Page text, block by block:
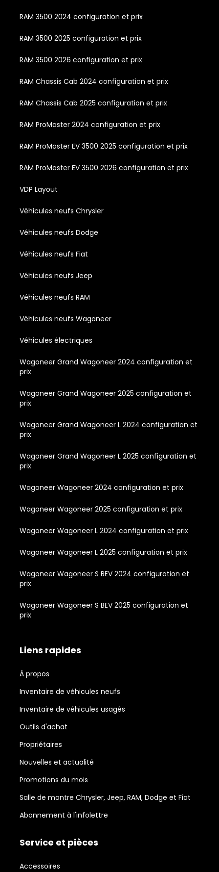
RAM 3500 2024 configuration et prix
RAM 3500 2025 configuration et prix
RAM 3500 2026 configuration et prix
RAM Chassis Cab 2024 configuration et prix
RAM Chassis Cab 2025 configuration et prix
RAM ProMaster 2024 configuration et prix
RAM ProMaster EV 3500 2025 configuration et prix
RAM ProMaster EV 3500 2026 configuration et prix
VDP Layout
Véhicules neufs Chrysler
Véhicules neufs Dodge
Véhicules neufs Fiat
Véhicules neufs Jeep
Véhicules neufs RAM
Véhicules neufs Wagoneer
Véhicules électriques
Wagoneer Grand Wagoneer 2024 configuration et
prix
Wagoneer Grand Wagoneer 2025 configuration et
prix
Wagoneer Grand Wagoneer L 2024 configuration et
prix
Wagoneer Grand Wagoneer L 2025 configuration et
prix
Wagoneer Wagoneer 2024 configuration et prix
Wagoneer Wagoneer 2025 configuration et prix
Wagoneer Wagoneer L 2024 configuration et prix
Wagoneer Wagoneer L 2025 configuration et prix
Wagoneer Wagoneer S BEV 2024 configuration et
prix
Wagoneer Wagoneer S BEV 2025 configuration et
prix
Liens rapides
À propos
Inventaire de véhicules neufs
Inventaire de véhicules usagés
Outils d'achat
Propriétaires
Nouvelles et actualité
Promotions du mois
Salle de montre Chrysler, Jeep, RAM, Dodge et Fiat
Abonnement à l'infolettre
Service et pièces
Accessoires